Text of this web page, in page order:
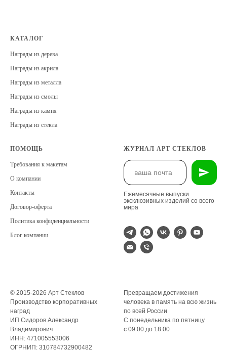
КАТАЛОГ
Награды из дерева
Награды из акрила
Награды из металла
Награды из смолы
Награды из камня
Награды из стекла
ПОМОЩЬ
Требования к макетам
О компании
Контакты
Договор-оферта
Политика конфиденциальности
Блог компании
ЖУРНАЛ АРТ СТЕКЛОВ
Ежемесячные выпуски
эксклюзивных изделий со всего
мира
© 2015-2026 Арт Стеклов
Производство корпоративных
наград
ИП Сидоров Александр
Владимирович
ИНН: 471005553006
ОГРНИП: 310784732900482
Превращаем достижения
человека в память на всю жизнь
по всей России
С понедельника по пятницу
с 09.00 до 18.00